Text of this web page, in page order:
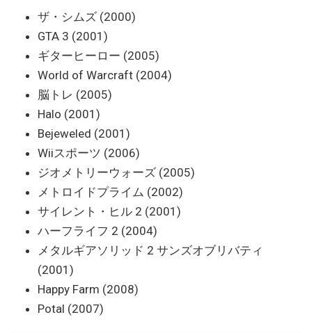
ザ・シムズ (2000)
GTA 3 (2001)
ギターヒーロー (2005)
World of Warcraft (2004)
脳トレ (2005)
Halo (2001)
Bejeweled (2001)
Wiiスポーツ (2006)
ジオメトリーウォーズ (2005)
メトロイドプライム (2002)
サイレント・ヒル 2 (2001)
ハーフライフ 2 (2004)
メタルギアソリッド 2 サンズオブリバティ
(2001)
Happy Farm (2008)
Potal (2007)